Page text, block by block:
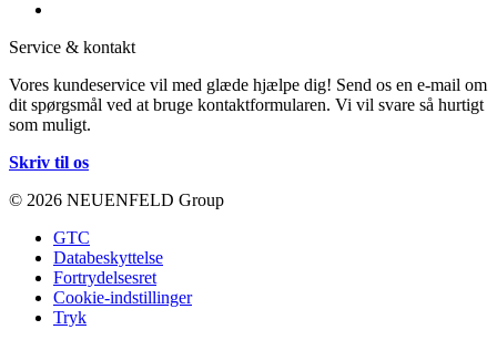
Service & kontakt
Vores kundeservice vil med glæde hjælpe dig! Send os en e-mail om
dit spørgsmål ved at bruge kontaktformularen. Vi vil svare så hurtigt
som muligt.
Skriv til os
© 2026 NEUENFELD Group
GTC
Databeskyttelse
Fortrydelsesret
Cookie-indstillinger
Tryk